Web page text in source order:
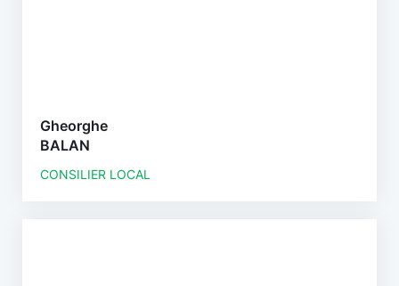
Gheorghe
BALAN
CONSILIER LOCAL